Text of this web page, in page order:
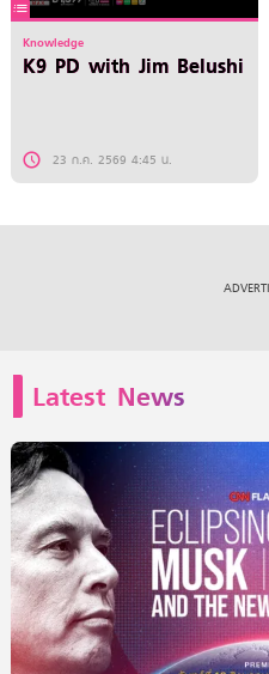
Knowledge
K9 PD with Jim Belushi
23 ก.ค. 2569 4:45 น.
Latest News